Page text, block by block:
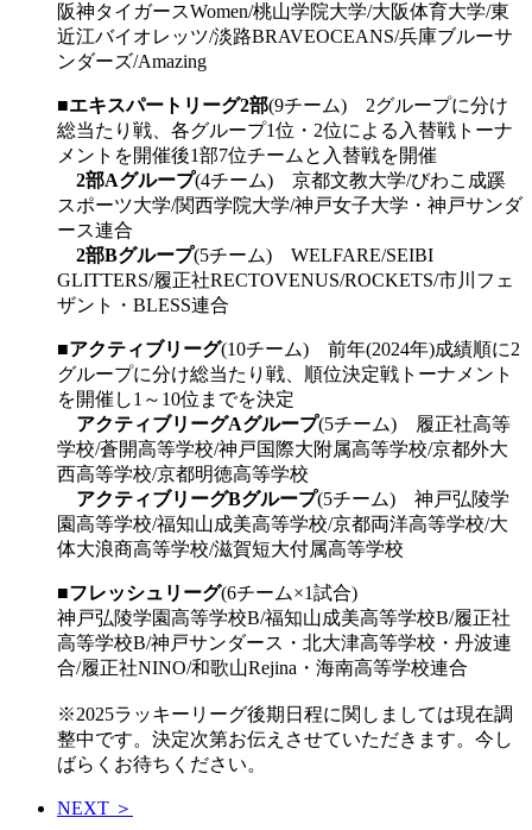
阪神タイガースWomen/桃山学院大学/大阪体育大学/東
近江バイオレッツ/淡路BRAVEOCEANS/兵庫ブルーサ
ンダーズ/Amazing
■エキスパートリーグ2部(9チーム) 2グループに分け
総当たり戦、各グループ1位・2位による入替戦トーナ
メントを開催後1部7位チームと入替戦を開催
2部Aグループ(4チーム) 京都文教大学/びわこ成蹊
スポーツ大学/関西学院大学/神戸女子大学・神戸サンダ
ース連合
2部Bグループ(5チーム) WELFARE/SEIBI
GLITTERS/履正社RECTOVENUS/ROCKETS/市川フェ
ザント・BLESS連合
■アクティブリーグ(10チーム) 前年(2024年)成績順に2
グループに分け総当たり戦、順位決定戦トーナメント
を開催し1～10位までを決定
アクティブリーグAグループ(5チーム) 履正社高等
学校/蒼開高等学校/神戸国際大附属高等学校/京都外大
西高等学校/京都明徳高等学校
アクティブリーグBグループ(5チーム) 神戸弘陵学
園高等学校/福知山成美高等学校/京都両洋高等学校/大
体大浪商高等学校/滋賀短大付属高等学校
■フレッシュリーグ(6チーム×1試合)
神戸弘陵学園高等学校B/福知山成美高等学校B/履正社
高等学校B/神戸サンダース・北大津高等学校・丹波連
合/履正社NINO/和歌山Rejina・海南高等学校連合
※2025ラッキーリーグ後期日程に関しましては現在調
整中です。決定次第お伝えさせていただきます。今し
ばらくお待ちください。
NEXT ＞